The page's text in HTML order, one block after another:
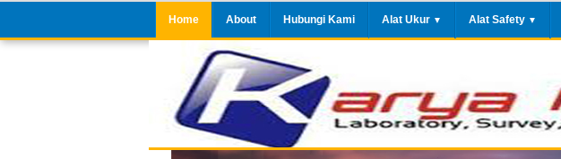
Home About Hubungi Kami Alat Ukur ▼ Alat Safety ▼